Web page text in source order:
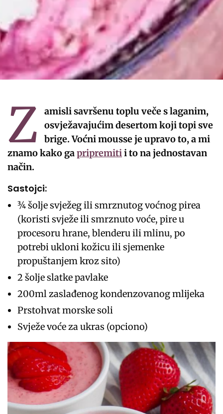
Z
amisli savršenu toplu veče s laganim,
osvježavajućim desertom koji topi sve
brige. Voćni mousse je upravo to, a mi
znamo kako gapripremitii to na jednostavan
način.
Sastojci:
¾ šolje svježeg ili smrznutog voćnog pirea
(koristi svježe ili smrznuto voće, pire u
procesoru hrane, blenderu ili mlinu, po
potrebi ukloni kožicu ili sjemenke
propuštanjem kroz sito)
2 šolje slatke pavlake
200ml zaslađenog kondenzovanog mlijeka
Prstohvat morske soli
Svježe voće za ukras (opciono)